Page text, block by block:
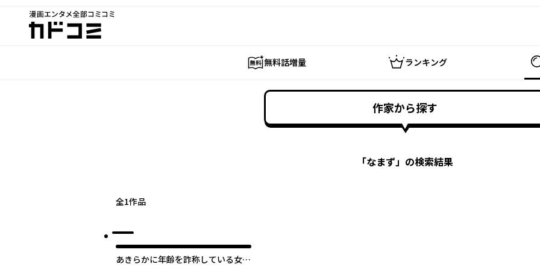
漫画エンタメ全部コミコミ
カドコミ
無料話増量 ランキング
作家から探す
「なまず」の検索結果
全1作品
あきらかに年齢を詐称している女子